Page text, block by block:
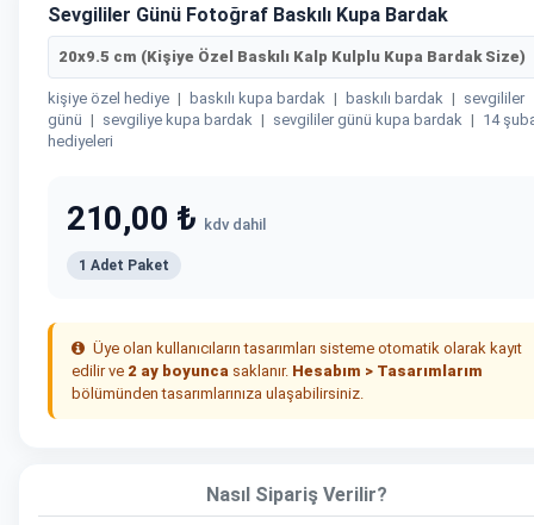
Sevgililer Günü Fotoğraf Baskılı Kupa Bardak
20x9.5 cm (Kişiye Özel Baskılı Kalp Kulplu Kupa Bardak Size)
kişiye özel hediye | baskılı kupa bardak | baskılı bardak | sevgililer
günü | sevgiliye kupa bardak | sevgililer günü kupa bardak | 14
hediyeleri
210,00 ₺ kdv dahil
1 Adet Paket
Üye olan kullanıcıların tasarımları sisteme otomatik olarak kayıt
edilir ve 2 ay boyunca saklanır. Hesabım > Tasarımlarım
bölümünden tasarımlarınıza ulaşabilirsiniz.
Nasıl Sipariş Verilir?